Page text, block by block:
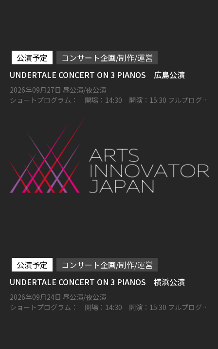
公演予定
コンサート企画/制作/運営
UNDERTALE CONCERT ON 3 PIANOS 広島公演
2026年09月27日 昼公演/夜公演
ショートプログラム： 開場：14:30 開演：15:30 フルプログラ
公演予定
コンサート企画/制作/運営
UNDERTALE CONCERT ON 3 PIANOS 横浜公演
2026年09月24日 昼公演/夜公演
ショートプログラム： 開場：14:30 開演：15:30 フルプログラ